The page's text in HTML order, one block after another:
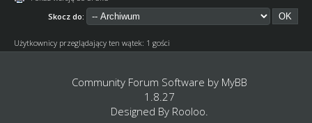
Skocz do:
Użytkownicy przeglądający ten wątek: 1 gości
Community Forum Software by MyBB
1.8.27
Designed By Rooloo